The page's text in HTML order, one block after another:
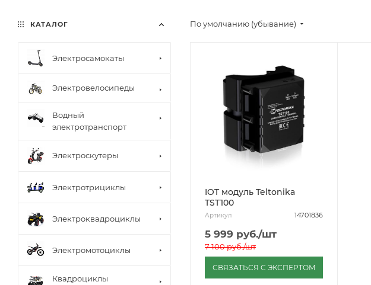
По умолчанию (убывание)
IOT модуль Teltonika
TST100
Артикул 14701836
5 999 руб./шт
7 100руб./шт
СВЯЗАТЬСЯ С ЭКСПЕРТОМ
КАТАЛОГ
Электросамокаты
Электровелосипеды
Водный
электротранспорт
Электроскутеры
Электротрициклы
Электроквадроциклы
Электромотоциклы
Квадроциклы